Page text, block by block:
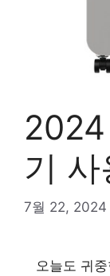
기
7월 22, 2024
오늘도 귀